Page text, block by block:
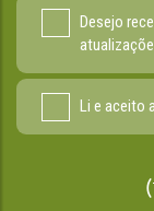
Desejo
Li e aceito